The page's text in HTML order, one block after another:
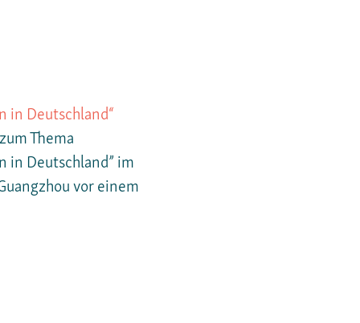
in Deutschland“
Thema
in Deutschland” im
vor einem